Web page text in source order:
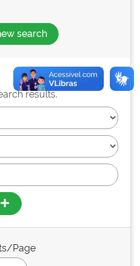
search
results.
Page